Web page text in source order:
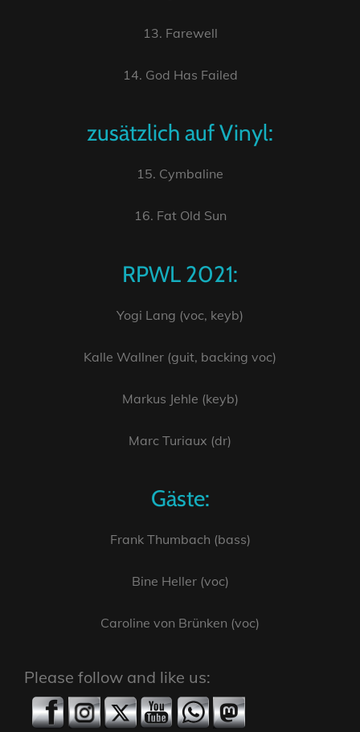
13. Farewell
14. God Has Failed
zusätzlich auf Vinyl:
15. Cymbaline
16. Fat Old Sun
RPWL 2021:
Yogi Lang (voc, keyb)
Kalle Wallner (guit, backing voc)
Markus Jehle (keyb)
Marc Turiaux (dr)
Gäste:
Frank Thumbach (bass)
Bine Heller (voc)
Caroline von Brünken (voc)
Please follow and like us: